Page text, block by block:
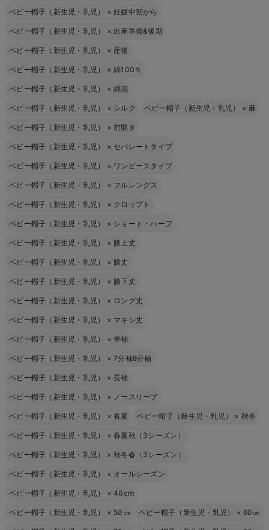
ベビー帽子（新生児・乳児） ×妊娠中期から
ベビー帽子（新生児・乳児） × 出産準備&後期
ベビー帽子（新生児・乳児） × 産後
ベビー帽子（新生児・乳児） ×綿100％
ベビー帽子（新生児・乳児） ×綿混
ベビー帽子（新生児・乳児） × シルク ベビー帽子（新生児・乳児） × 麻
ベビー帽子（新生児・乳児） ×前開き
ベビー帽子（新生児・乳児） × セパレートタイプ
ベビー帽子（新生児・乳児） × ワンピースタイプ
ベビー帽子（新生児・乳児） × フルレングス
ベビー帽子（新生児・乳児） × クロップト
ベビー帽子（新生児・乳児） × ショート・ハーフ
ベビー帽子（新生児・乳児） × 膝上丈
ベビー帽子（新生児・乳児） × 膝丈
ベビー帽子（新生児・乳児） × 膝下丈
ベビー帽子（新生児・乳児） × ロング丈
ベビー帽子（新生児・乳児） × マキシ丈
ベビー帽子（新生児・乳児） ×半袖
ベビー帽子（新生児・乳児） ×7分袖8分袖
ベビー帽子（新生児・乳児） ×長袖
ベビー帽子（新生児・乳児） × ノースリーブ
ベビー帽子（新生児・乳児） ×春夏 ベビー帽子（新生児・乳児） × 秋冬
ベビー帽子（新生児・乳児） ×春夏秋（3シーズン）
ベビー帽子（新生児・乳児） ×秋冬春（3シーズン）
ベビー帽子（新生児・乳児） × オールシーズン
ベビー帽子（新生児・乳児） ×40cm
ベビー帽子（新生児・乳児） × 50㎝ ベビー帽子（新生児・乳児） × 60㎝